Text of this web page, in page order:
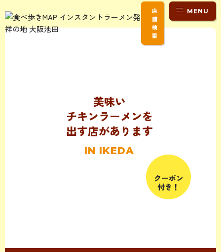
店
舗
検
索
MENU
美味い
チキンラーメンを
出す店があります
IN IKEDA
クーポン
付き！